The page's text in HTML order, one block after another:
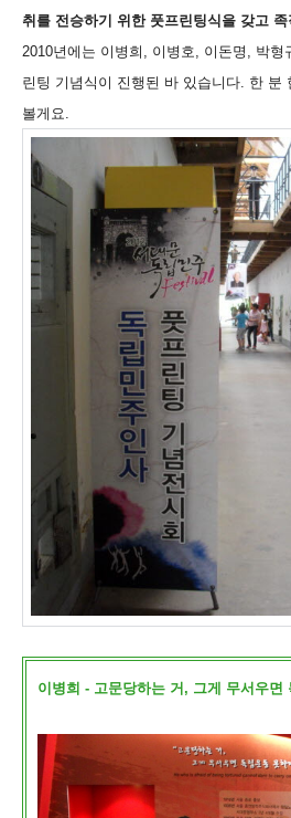
취를 전승하기 위한 풋프린팅식을 갖고
2010년에는 이병희, 이병호, 이돈명, 박
린팅 기념식이 진행된 바 있습니다. 한 분
볼게요.
이병희 - 고문당하는 거, 그게 무서우면